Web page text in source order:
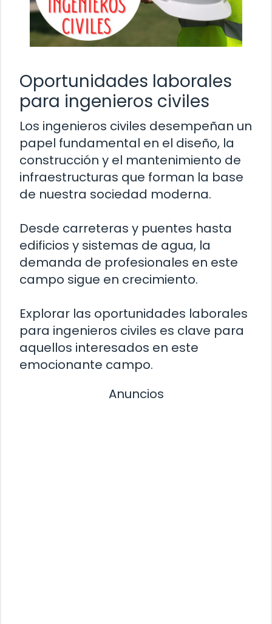
Oportunidades laborales
para ingenieros civiles
Los ingenieros civiles desempeñan un
papel fundamental en el diseño, la
construcción y el mantenimiento de
infraestructuras que forman la base
de nuestra sociedad moderna.
Desde carreteras y puentes hasta
edificios y sistemas de agua, la
demanda de profesionales en este
campo sigue en crecimiento.
Explorar las oportunidades laborales
para ingenieros civiles es clave para
aquellos interesados en este
emocionante campo.
Anuncios